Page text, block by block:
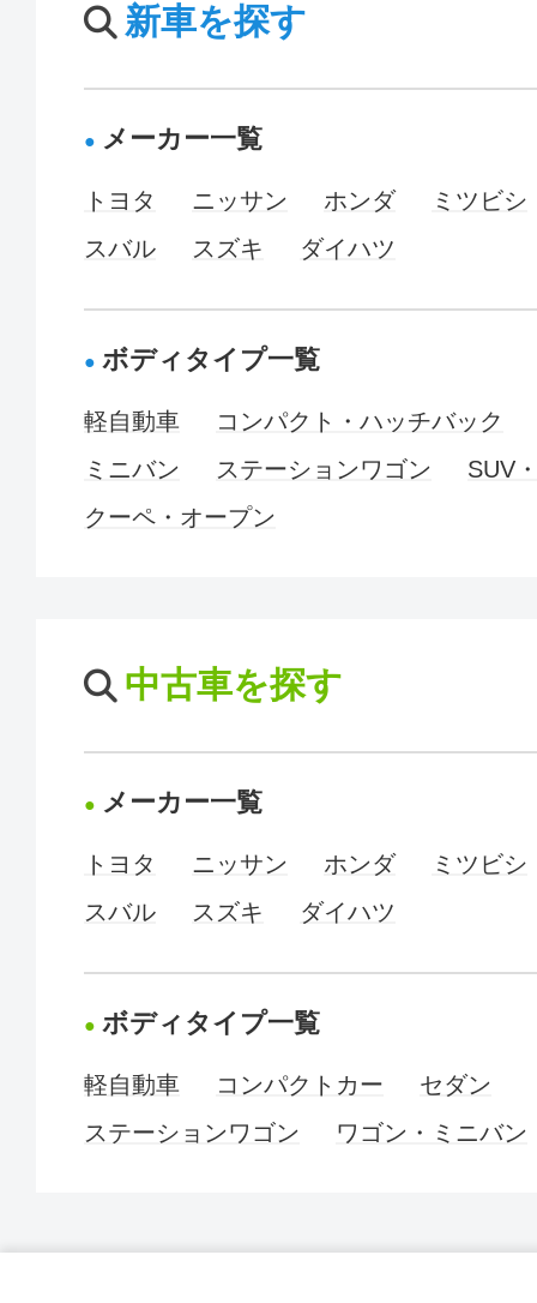
新車を探す
メーカー一覧
トヨタ ニッサン ホンダ
ミツビシ
スバル
スズキ ダイハツ
ボディタイプ一覧
軽自動車
コンパクト・ハッチバック
ミニバン
ステーションワゴン
SUV
クーペ・オープン
中古車を探す
メーカー一覧
トヨタ ニッサン ホンダ
ミツビシ
スバル
スズキ ダイハツ
ボディタイプ一覧
軽自動車 コンパクトカー
セダン
ステーションワゴン
ワゴン・ミニバン